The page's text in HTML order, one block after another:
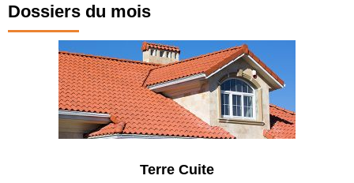
Dossiers du mois